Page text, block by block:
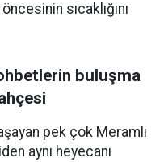
sıcaklığını
buluşma
pek çok Meramlı
aynı heyecanı